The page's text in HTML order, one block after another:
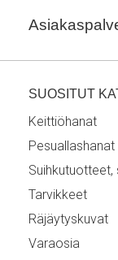
SUOSITUT
Keittiöhanat
Pesuallashanat
Tarvikkeet
Räjäytyskuvat
Varaosia